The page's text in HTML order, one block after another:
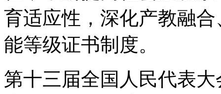
育适应性，深化产教融
能等级证书制度。
第十三届全国人民代表